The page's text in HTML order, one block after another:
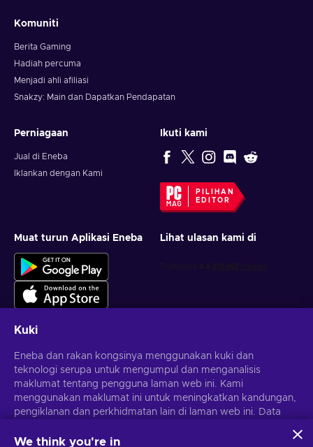
Komuniti
Berita Gaming
Hadiah percuma
Menjadi ahli afiliasi
Snakzy: Main dan Dapatkan Pendapatan
Perniagaan
Jual di Eneba
Iklankan dengan Kami
Ikuti kami
PILIHAN
EDITOR
Muat turun Aplikasi Eneba Lihat ulasan kami di
Dapatkan tawaran permainan yang diperibadikan
Langgan
Anda boleh berhenti melanggan pada bila-bila masa.Lawati notis
Kuki
Eneba dan rakan kongsinya menggunakan kuki dan
teknologi serupa untuk mengumpul dan menganalisis
maklumat tentang pengguna laman web ini. Kami
menggunakan maklumat ini untuk meningkatkan kandungan,
pengiklanan dan perkhidmatan lain di laman web ini. Data
iklan.
We think you're in